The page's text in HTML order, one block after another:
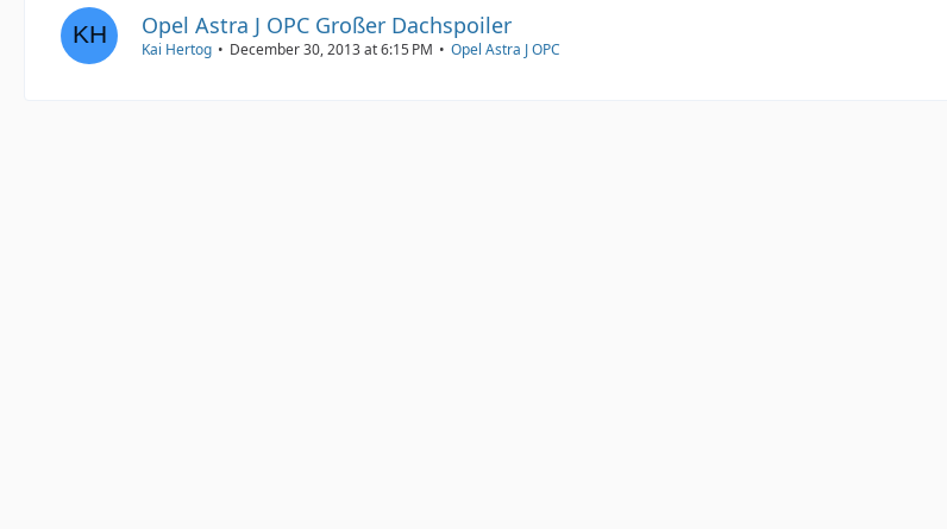
Opel Astra J OPC Großer Dachspoiler
Kai Hertog December 30, 2013 at 6:15 PM Opel Astra J OPC